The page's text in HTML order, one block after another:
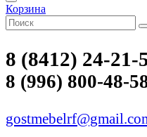
Корзина
8 (8412) 24-21-
8 (996) 800-48-